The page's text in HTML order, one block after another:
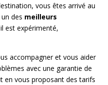
vous êtes arrivé au
des meilleurs
il est expérimenté,
accompagner et vous aider
avec une garantie de
en vous proposant des tarifs